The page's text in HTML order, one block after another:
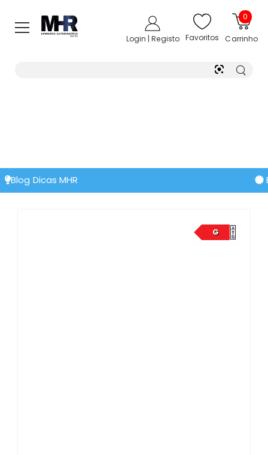
Login | Registo Favoritos
0
Carrinho
G